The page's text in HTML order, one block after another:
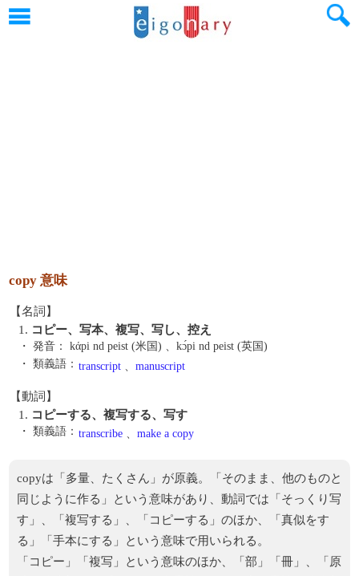
copy 意味
【名詞】
1. コピー、写本、複写、写し、控え
・ 発音：
kάpi nd peist (米国) 、kɔ́pi nd peist (英国)
・ 類義語： transcript 、 manuscript
【動詞】
1. コピーする、複写する、写す
・ 類義語： transcribe 、 make a copy
copyは「多量、たくさん」が原義。「そのまま、他のものと
同じように作る」という意味があり、動詞では「そっくり写
す」、「複写する」、「コピーする」のほか、「真似をす
る」「手本にする」という意味で用いられる。
「コピー」「複写」という意味のほか、「部」「冊」、「原